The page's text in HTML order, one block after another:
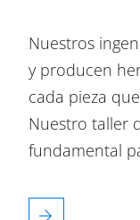
Nuestros
y producen
cada pieza
Nuestro taller
fundamental